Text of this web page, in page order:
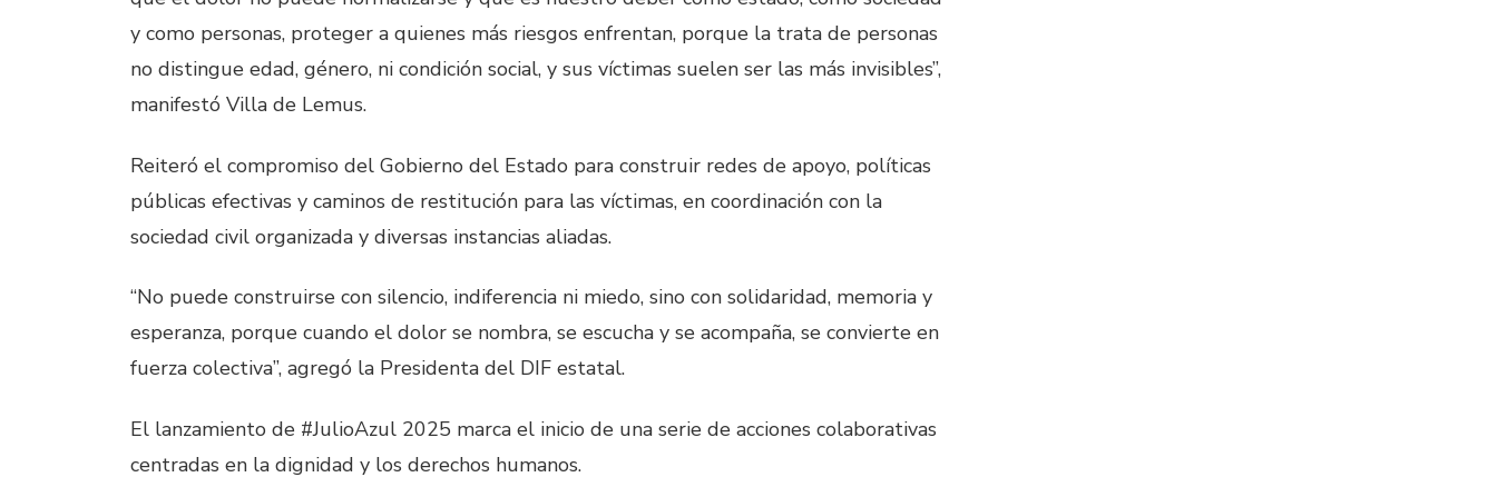
y como personas, proteger a quienes más riesgos enfrentan, porque la trata de personas
no distingue edad, género, ni condición social, y sus víctimas suelen ser las más invisibles”,
manifestó Villa de Lemus.
Reiteró el compromiso del Gobierno del Estado para construir redes de apoyo, políticas
públicas efectivas y caminos de restitución para las víctimas, en coordinación con la
sociedad civil organizada y diversas instancias aliadas.
“No puede construirse con silencio, indiferencia ni miedo, sino con solidaridad, memoria y
esperanza, porque cuando el dolor se nombra, se escucha y se acompaña, se convierte en
fuerza colectiva”, agregó la Presidenta del DIF estatal.
El lanzamiento de #JulioAzul 2025 marca el inicio de una serie de acciones colaborativas
centradas en la dignidad y los derechos humanos.